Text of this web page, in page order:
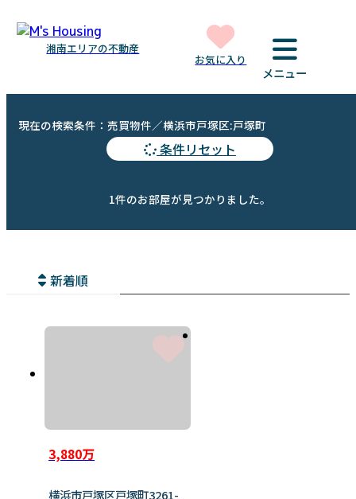
湘南エリアの不動産
お気に入り
メニュー
現在の検索条件：売買物件／横浜市戸塚区:戸塚町
条件リセット
1件のお部屋が見つかりました。
新着順
3,880万
横浜市戸塚区戸塚町3261-